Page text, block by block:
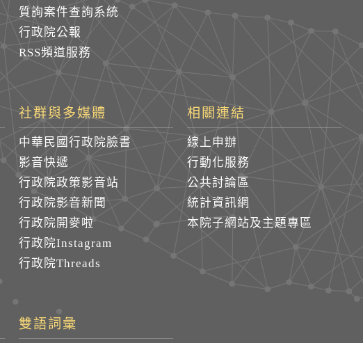
質詢案件查詢系統
行政院公報
RSS頻道服務
社群與多媒體
中華民國行政院臉書
影音快遞
行政院政策影音站
行政院影音新聞
行政院開麥啦
行政院Instagram
行政院Threads
相關連結
線上申辦
行動化服務
公共討論區
統計資訊網
本院子網站及主題專區
雙語詞彙